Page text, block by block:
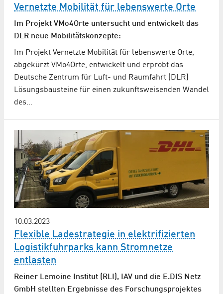
Vernetzte Mobilität für lebenswerte Orte
Im Projekt VMo4Orte untersucht und entwickelt das
DLR neue Mobilitätskonzepte:
Im Projekt Vernetzte Mobilität für lebenswerte Orte,
abgekürzt VMo4Orte, entwickelt und erprobt das
Deutsche Zentrum für Luft- und Raumfahrt (DLR)
Lösungsbausteine für einen zukunftsweisenden Wandel
des…
10.03.2023
Flexible Ladestrategie in elektrifizierten
Logistikfuhrparks kann Stromnetze
entlasten
Reiner Lemoine Institut (RLI), IAV und die E.DIS Netz
GmbH stellten Ergebnisse des Forschungsprojektes